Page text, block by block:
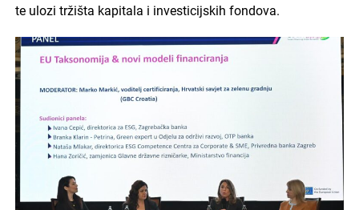
te ulozi tržišta kapitala i investicijskih fondova.